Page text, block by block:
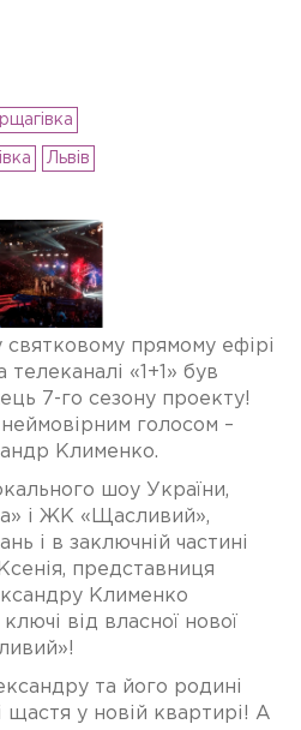
Акції
Відділ продажів
Відділ продажів
Софіївська борщаговка
Відділ продажу Львів
Львів
святковому прямому ефірі
«1+1» був
7-го сезону проекту!
голосом –
Клименко.
шоу України,
і ЖК «Щасливий»,
і в заключній частині
представниця
Клименко
від власної нової
та його родині
щастя у новій квартирі! А